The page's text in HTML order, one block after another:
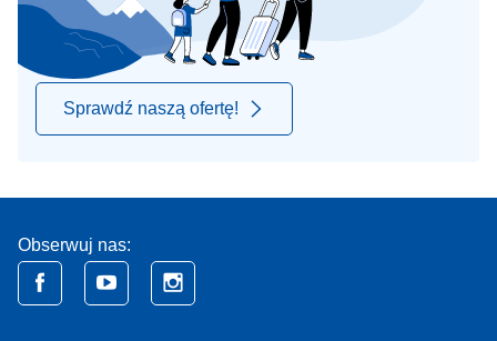
Sprawdź naszą ofertę!
Obserwuj nas: